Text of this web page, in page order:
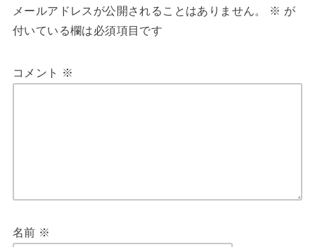
メールアドレスが公開されることはありません。 ※ が
付いている欄は必須項目です
コメント ※
名前 ※